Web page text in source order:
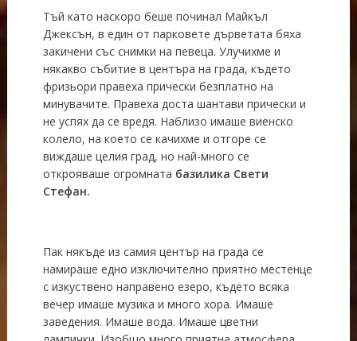
Тъй като наскоро беше починал Майкъл
Джексън, в един от парковете дърветата бяха
закичени със снимки на певеца. Улучихме и
някакво събитие в центъра на града, където
фризьори правеха прически безплатно на
минувачите. Правеха доста шантави прически и
не успях да се вредя. Наблизо имаше виенско
колело, на което се качихме и отгоре се
виждаше целия град, но най-много се
открояваше огромната базилика Свети
Стефан.
Пак някъде из самия център на града се
намираше едно изключително приятно местенце
с изкуствено направено езеро, където всяка
вечер имаше музика и много хора. Имаше
заведения. Имаше вода. Имаше цветни